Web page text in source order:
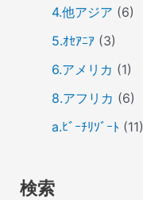
4.他アジア (6)
5.ｵｾｱﾆｱ(3)
6.アメリカ (1)
8.アフリカ (6)
a.ﾋﾞｰﾁﾘｿﾞｰﾄ (11)
検索